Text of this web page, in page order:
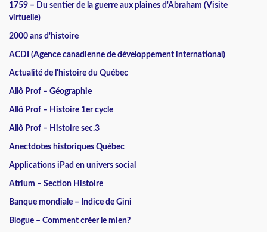
1759 – Du sentier de la guerre aux plaines d'Abraham (Visite
virtuelle)
2000 ans d'histoire
ACDI (Agence canadienne de développement international)
Actualité de l'histoire du Québec
Allô Prof – Géographie
Allô Prof – Histoire 1er cycle
Allô Prof – Histoire sec.3
Anectdotes historiques Québec
Applications iPad en univers social
Atrium – Section Histoire
Banque mondiale – Indice de Gini
Blogue – Comment créer le mien?